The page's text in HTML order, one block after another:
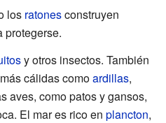
los ratonesconstruyen
protegerse.
y otros insectos. También
cálidas comoardillas,
aves, como patos y gansos,
El mar es rico en plancton,